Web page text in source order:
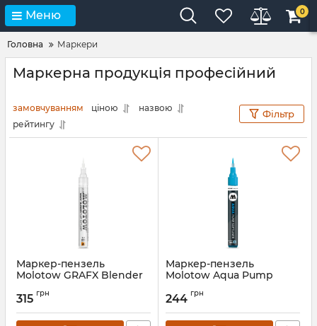
Меню 0
Головна Маркери
Маркерна продукція професійний
замовчуванням ціною
назвою
рейтингу
Фільтр
Маркер-пензель
Molotow GRAFX Blender
Артикул:
315 грн
Маркер-пензель
Molotow Aqua Pump
Артикул:
244 грн